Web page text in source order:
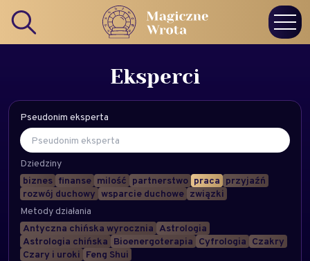
Eksperci
Pseudonim eksperta
Dziedziny
biznes finanse milość partnerstwo praca przyjaźń
rozwój duchowy wsparcie duchowe związki
Metody działania
Antyczna chińska wyrocznia Astrologia
Astrologia chińska Bioenergoterapia Cyfrologia Czakry
Czary i uroki Feng Shui